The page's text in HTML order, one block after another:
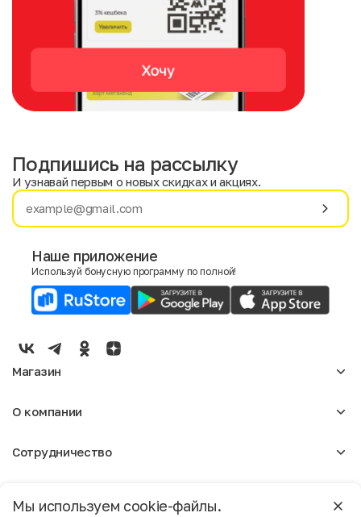
Имя
E-mail
Мужской
Женский
Мы используем cookie-файлы.
Москва
Подпишись на рассылку
И узнавай первым о новых скидках и акциях.
Наше приложение
Используй бонусную программу по полной!
Магазин
Мужское
О компании
Отзывы
Магазины
Сотрудничество
Реклама